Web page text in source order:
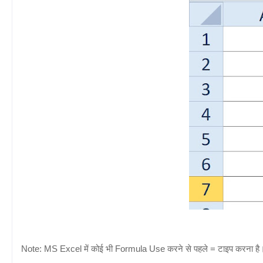
Note: MS Excel में कोई भी Formula Use करने से पहले = टाइप करना